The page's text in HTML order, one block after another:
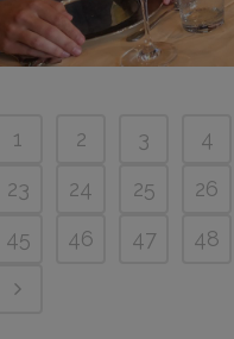
1 2 3 4
23 24 25 26
45 46 47 48